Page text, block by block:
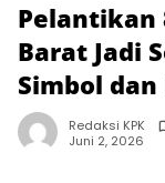
Pelantikan
Barat Jadi
Simbol
Redaksi KPK
Juni 2, 2026